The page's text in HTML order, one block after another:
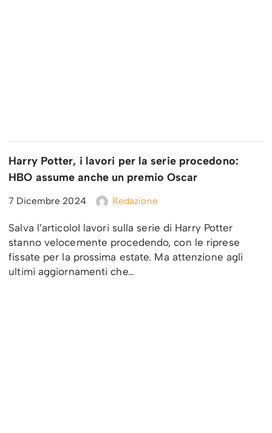
Harry Potter, i lavori per la serie procedono:
HBO assume anche un premio Oscar
7 Dicembre 2024 Redazione
Salva l’articoloI lavori sulla serie di Harry Potter
stanno velocemente procedendo, con le riprese
fissate per la prossima estate. Ma attenzione agli
ultimi aggiornamenti che…